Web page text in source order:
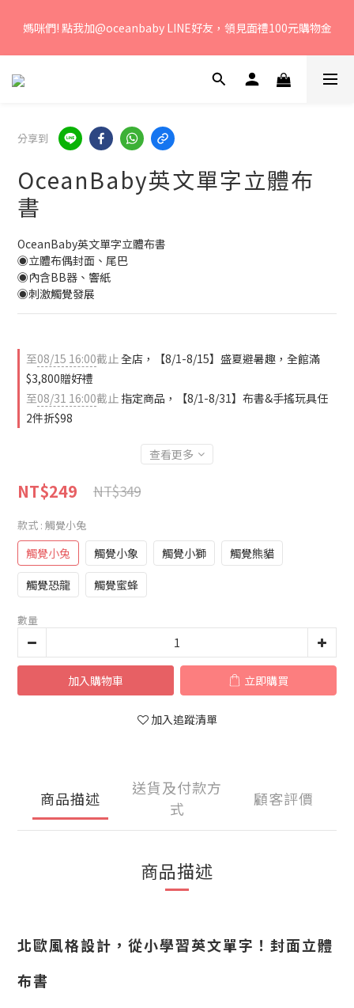
間：周一至周五 早上9點 至 下午6點。
媽咪們! 點我加@oceanbaby LINE好友，領見面禮100元購物金
若您有任何問題、歡迎聯絡客服專線：04-2382-6878，服務時
分享到
OceanBaby英文單字立體布
書
OceanBaby英文單字立體布書
◉立體布偶封面、尾巴
◉內含BB器、響紙
◉刺激觸覺發展
至08/15 16:00截止全店，【8/1-8/15】盛夏避暑趣，全館滿
$3,800贈好禮
至08/31 16:00截止 指定商品，【8/1-8/31】布書&手搖玩具任
2件折$98
查看更多
NT$249 NT$349
款式 : 觸覺小兔
觸覺小兔 觸覺小象 觸覺小獅
觸覺熊貓
觸覺恐龍
觸覺蜜蜂
數量
加入購物車 立即購買
加入追蹤清單
商品描述
送貨及付款方
式
顧客評價
商品描述
北歐風格設計，從小學習英文單字！封面立體
布書